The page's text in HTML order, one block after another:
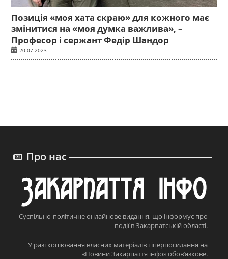
Позиція «моя хата скраю» для кожного має
змінитися на «моя думка важлива», –
Професор і сержант Федір Шандор
20.07.2023
Про нас
Суспільно-політичне онлайнове видання, що інформує про
події в Закарпатській області.
У разі копіювання власних матеріалів гіперпосилання на
«Новини Закарпаття інфо» обов’язкове.